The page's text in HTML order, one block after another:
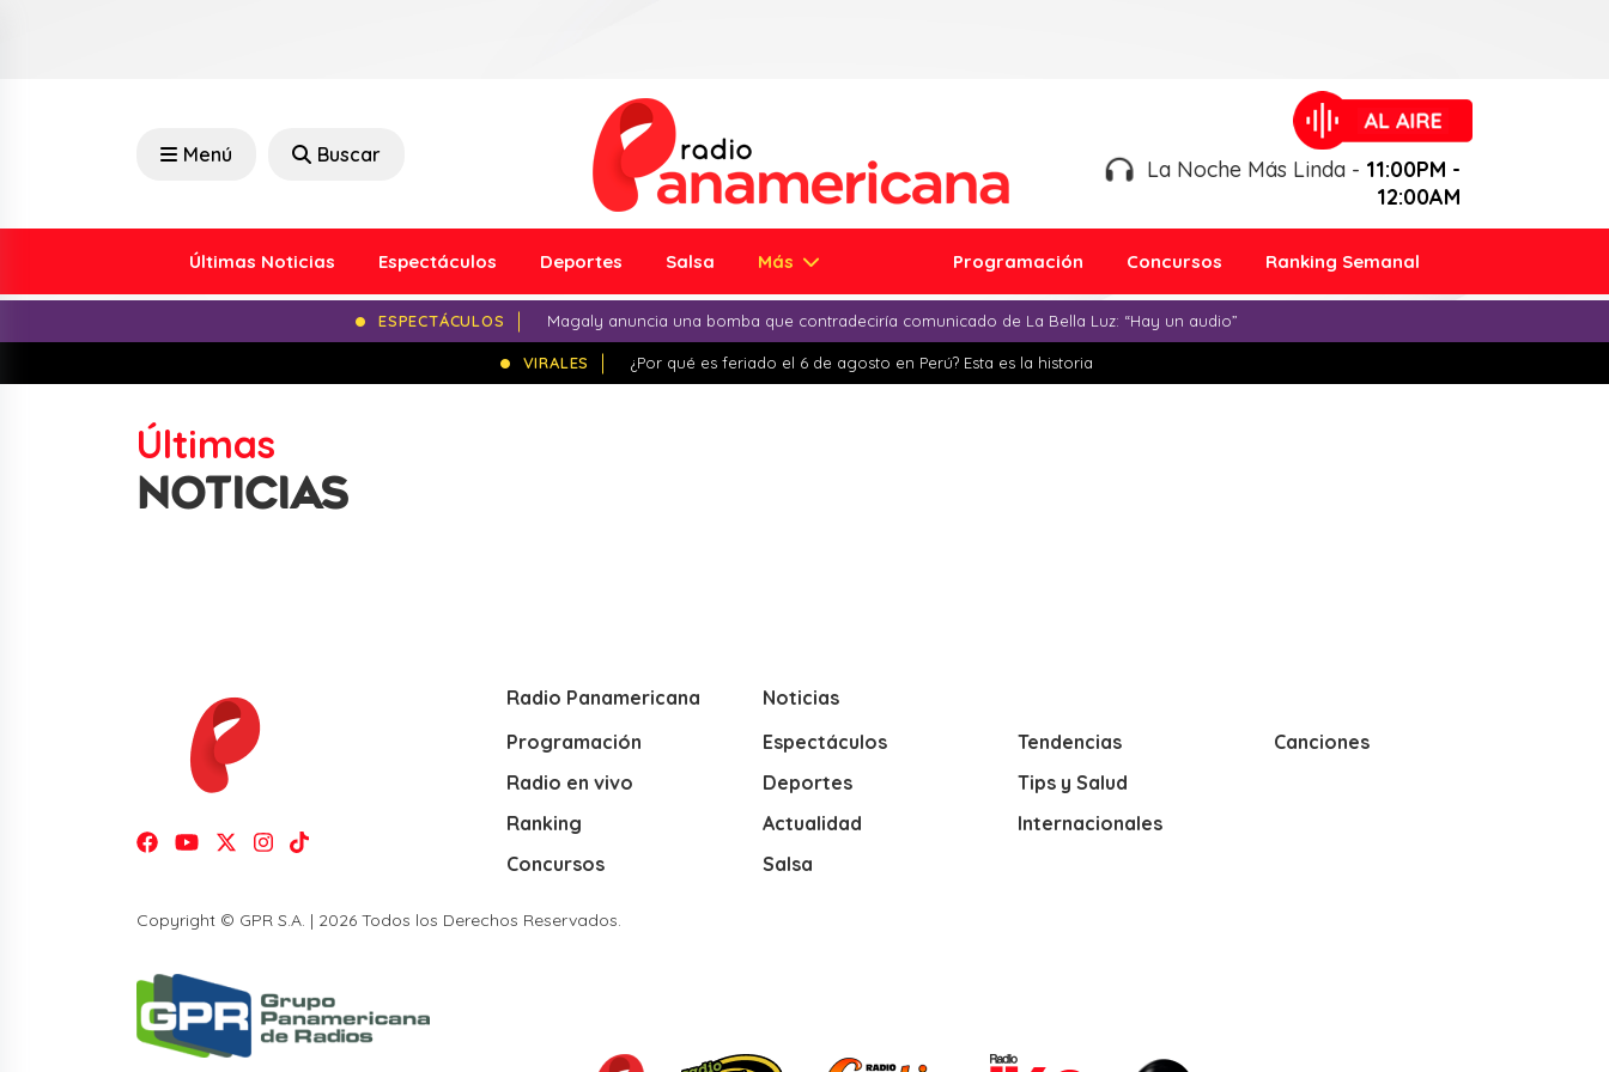
Menú Buscar
La Noche Más Linda - 11:00PM -
12:00AM
Últimas Noticias Espectáculos Deportes Salsa Más Programación Concursos Ranking Semanal
ESPECTÁCULOS Magaly anuncia una bomba que contradeciría comunicado de La Bella Luz: “Hay un audio”
VIRALES ¿Por qué es feriado el 6 de agosto en Perú? Esta es la historia
Últimas
NOTICIAS
Radio Panamericana
Programación
Radio en vivo
Ranking
Concursos
Noticias
Espectáculos
Deportes
Actualidad
Salsa
Tendencias
Tips y Salud
Internacionales
Canciones
Copyright © GPR S.A. | 2026 Todos los Derechos Reservados.